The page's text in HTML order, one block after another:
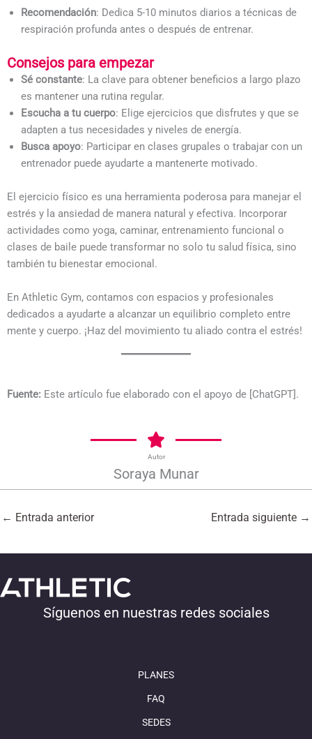
Recomendación: Dedica 5-10 minutos diarios a técnicas de
respiración profunda antes o después de entrenar.
Consejos para empezar
Sé constante: La clave para obtener beneficios a largo plazo
es mantener una rutina regular.
Escucha a tu cuerpo: Elige ejercicios que disfrutes y que se
adapten a tus necesidades y niveles de energía.
Busca apoyo: Participar en clases grupales o trabajar con un
entrenador puede ayudarte a mantenerte motivado.
El ejercicio físico es una herramienta poderosa para manejar el
estrés y la ansiedad de manera natural y efectiva. Incorporar
actividades como yoga, caminar, entrenamiento funcional o
clases de baile puede transformar no solo tu salud física, sino
también tu bienestar emocional.
En Athletic Gym, contamos con espacios y profesionales
dedicados a ayudarte a alcanzar un equilibrio completo entre
mente y cuerpo. ¡Haz del movimiento tu aliado contra el estrés!
Fuente: Este artículo fue elaborado con el apoyo de [ChatGPT].
Autor
Soraya Munar
← Entrada anterior Entrada siguiente →
Síguenos en nuestras redes sociales
PLANES
FAQ
SEDES